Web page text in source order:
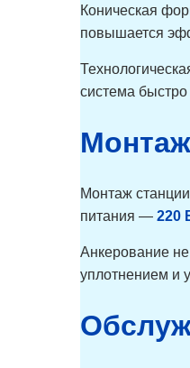
Коническая
повышается
система
Монтаж
Монтаж
питания — 220
Анкерование
уплотнением и